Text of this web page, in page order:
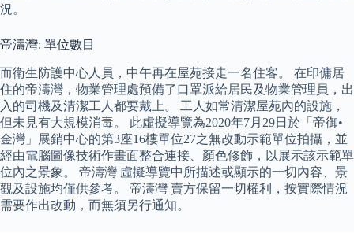
況。
帝濤灣: 單位數目
而衛生防護中心人員，中午再在屋苑接走一名住客。 在印傭居
住的帝濤灣，物業管理處預備了口罩派給居民及物業管理員，出
入的司機及清潔工人都要戴上。 工人如常清潔屋苑內的設施，
但未見有大規模消毒。 此虛擬導覽為2020年7月29日於「帝御•
金灣」展銷中心的第3座16樓單位27之無改動示範單位拍攝，並
經由電腦圖像技術作畫面整合連接、顏色修飾，以展示該示範單
位內之景象。 帝濤灣 虛擬導覽中所描述或顯示的一切內容、景
觀及設施均僅供參考。 帝濤灣 賣方保留一切權利，按實際情況
需要作出改動，而無須另行通知。